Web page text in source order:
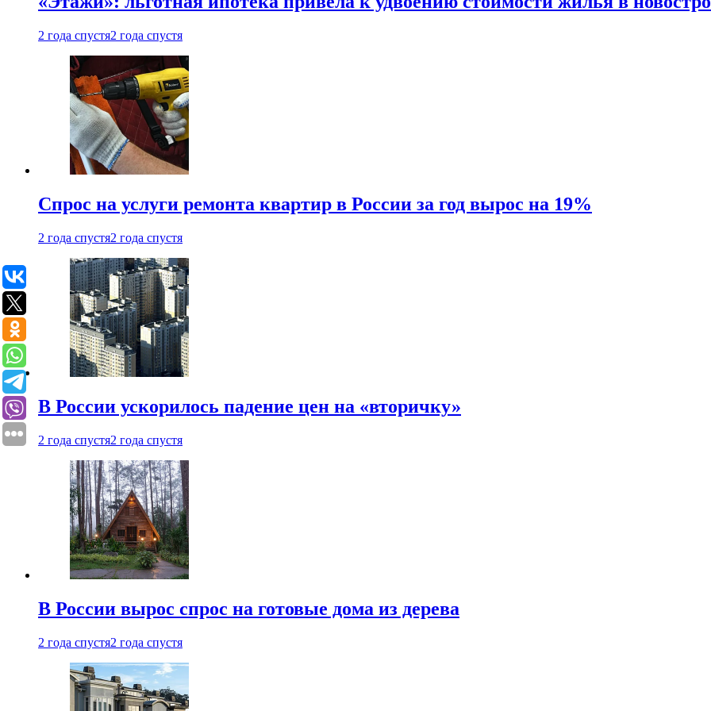
2 года спустя2 года спустя
Спрос на услуги ремонта квартир в России за год вырос на 19%
2 года спустя2 года спустя
В России ускорилось падение цен на «вторичку»
2 года спустя2 года спустя
В России вырос спрос на готовые дома из дерева
2 года спустя2 года спустя